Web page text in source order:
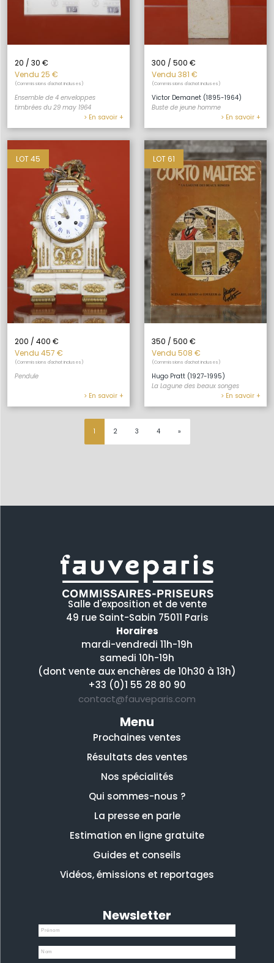
20 / 30 €
Vendu 25 €
(Commissions d'achat incluses)
Ensemble de 4 enveloppes
timbrées du 29 may 1964
> En savoir +
300 / 500 €
Vendu 381 €
(Commissions d'achat incluses)
Victor Demanet (1895-1964)
Buste de jeune homme
> En savoir +
LOT 45
200 / 400 €
Vendu 457 €
(Commissions d'achat incluses)
Pendule
> En savoir +
LOT 61
350 / 500 €
Vendu 508 €
(Commissions d'achat incluses)
Hugo Pratt (1927-1995)
La Lagune des beaux songes
> En savoir +
1 2 3 4 »
Salle d'exposition et de vente
49 rue Saint-Sabin 75011 Paris
Horaires
mardi-vendredi 11h-19h
samedi 10h-19h
(dont vente aux enchères de 10h30 à 13h)
+33 (0)1 55 28 80 90
contact@fauveparis.com
Menu
Prochaines ventes
Résultats des ventes
Nos spécialités
Qui sommes-nous ?
La presse en parle
Estimation en ligne gratuite
Guides et conseils
Vidéos, émissions et reportages
Newsletter